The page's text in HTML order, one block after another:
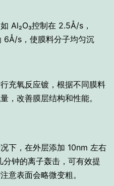
Al₂O₃控制在 2.5Å/s，
6Å/s，使膜料分子均匀沉
充氧反应镀，根据不同膜料
，改善膜层结构和性能。
下，在外层添加 10nm 左右
分钟的离子轰击，可有效提
意表面会略微变粗。